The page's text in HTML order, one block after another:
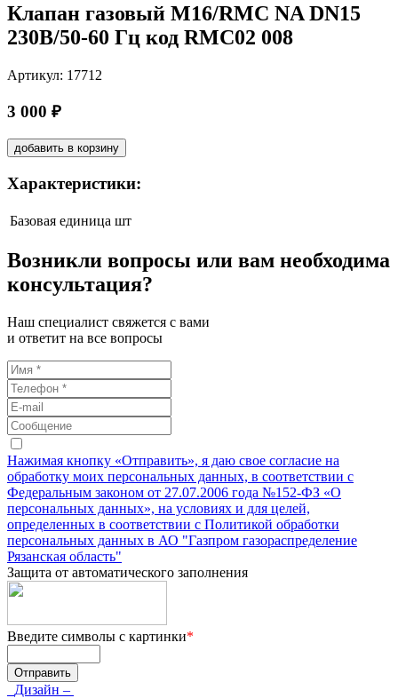
Клапан газовый М16/RMC NA DN15
230В/50-60 Гц код RMC02 008
Артикул: 17712
3 000 ₽
добавить в корзину
Характеристики:
Базовая единица шт
Возникли вопросы или вам необходима
консультация?
Наш специалист свяжется с вами
и ответит на все вопросы
Нажимая кнопку «Отправить», я даю свое согласие на
обработку моих персональных данных, в соответствии с
Федеральным законом от 27.07.2006 года №152-ФЗ «О
персональных данных», на условиях и для целей,
определенных в соответствии с Политикой обработки
персональных данных в АО "Газпром газораспределение
Рязанская область"
Защита от автоматического заполнения
Введите символы с картинки*
Дизайн –